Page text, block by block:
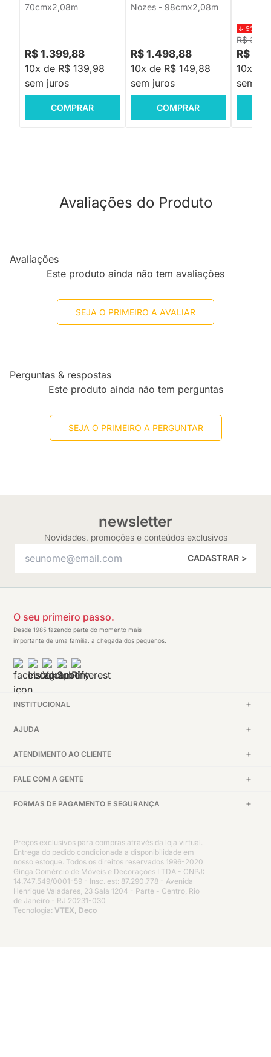
70cmx2,08m
R$ 1.399,88
10x de R$ 139,98
sem juros
COMPRAR
Nozes - 98cmx2,08m
R$ 1.498,88
10x de R$ 149,88
sem juros
COMPRAR
R$
-9%
R$
10x de
sem
Avaliações do Produto
Avaliações
Este produto ainda não tem avaliações
SEJA O PRIMEIRO A AVALIAR
Perguntas & respostas
Este produto ainda não tem perguntas
SEJA O PRIMEIRO A PERGUNTAR
newsletter
Novidades, promoções e conteúdos exclusivos
CADASTRAR >
O seu primeiro passo.
Desde 1985 fazendo parte do momento mais
importante de uma família: a chegada dos pequenos.
INSTITUCIONAL
AJUDA
ATENDIMENTO AO CLIENTE
FALE COM A GENTE
FORMAS DE PAGAMENTO E SEGURANÇA
Preços exclusivos para compras através da loja virtual.
Entrega do pedido condicionada a disponibilidade em
nosso estoque. Todos os direitos reservados 1996-2020
Ginga Comércio de Móveis e Decorações LTDA - CNPJ:
14.747.549/0001-59 - Insc. est: 87.290.778 - Avenida
Henrique Valadares, 23 Sala 1204 - Parte - Centro, Rio
de Janeiro - RJ 20231-030
Tecnologia: VTEX, Deco